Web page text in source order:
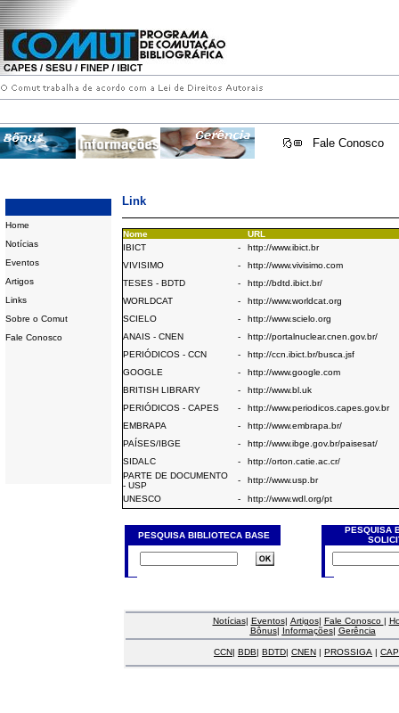
Fale Conosco
Home
Notícias
Eventos
Artigos
Links
Sobre o Comut
Fale Conosco
Link
Nome
URL
IBICT
-
http://www.ibict.br
VIVISIMO
-
http://www.vivisimo.com
TESES - BDTD
-
http://bdtd.ibict.br/
WORLDCAT
-
http://www.worldcat.org
SCIELO
-
http://www.scielo.org
ANAIS - CNEN
-
http://portalnuclear.cnen.gov.br/
PERIÓDICOS - CCN
-
http://ccn.ibict.br/busca.jsf
GOOGLE
-
http://www.google.com
BRITISH LIBRARY
-
http://www.bl.uk
PERIÓDICOS - CAPES
-
http://www.periodicos.capes.gov.br
EMBRAPA
-
http://www.embrapa.br/
PAÍSES/IBGE
-
http://www.ibge.gov.br/paisesat/
SIDALC
-
http://orton.catie.ac.cr/
PARTE DE DOCUMENTO
- USP
-
http://www.usp.br
UNESCO
- http://www.wdl.org/pt
PESQUISA BIBLIOTECA BASE
PESQUISA
Notícias| Eventos| Artigos| Fale Conosco |
Bônus| Informações| Gerência
CCN| BDB| BDTD| CNEN | PROSSIGA |